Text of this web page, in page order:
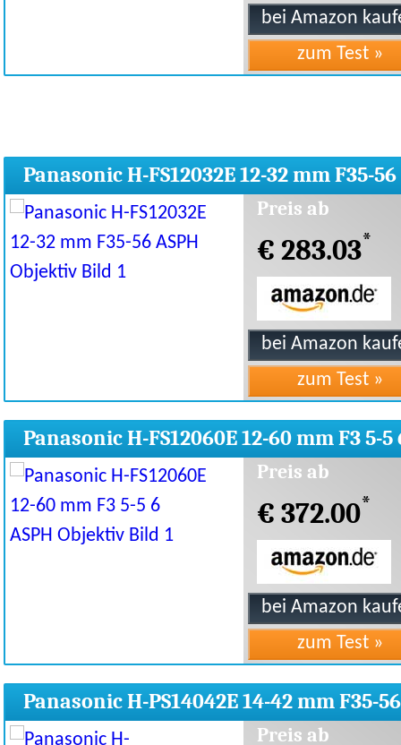
Panasonic H-FS12032E 12-32 mm F35-56
ASPH Objektiv
Preis ab
€ 283.03*
Panasonic H-FS12060E 12-60 mm F3 5-5
ASPH Objektiv
Preis ab
€ 372.00*
Panasonic H-PS14042E 14-42 mm F35-56
ASPH Objektiv
Preis ab